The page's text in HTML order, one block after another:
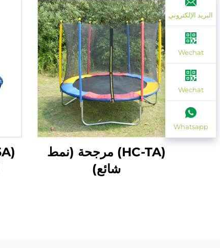
(HC-TA) مرجحة (نمط
شائع)
البريد الإلكتروني
Wechat
Wechat
Whatsapp